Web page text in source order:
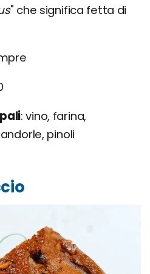
" che significa fetta di
vino, farina,
pinoli